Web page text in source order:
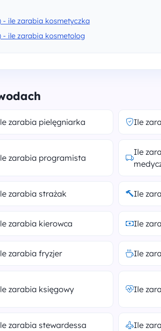
- ile zarabia kosmetyczka
- ile zarabia kosmetolog
zarabia pielęgniarka Ile
zarabia programista
Ile
zarabia strażak Ile
zarabia kierowca Ile
zarabia fryzjer Ile
zarabia księgowy Ile
zarabia stewardessa Ile